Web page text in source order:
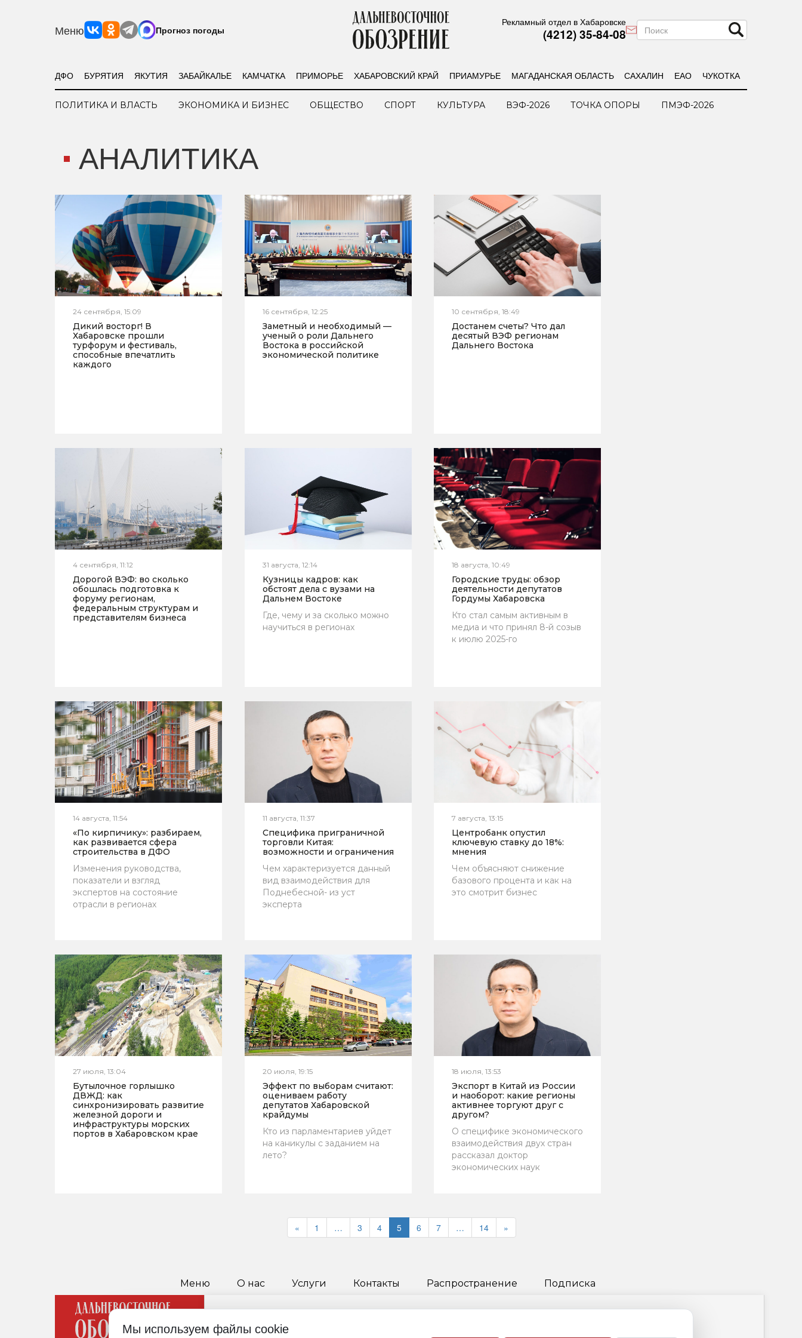
Меню Прогноз погоды
Рекламный отдел в Хабаровске
(4212) 35-84-08
ДФО БУРЯТИЯ ЯКУТИЯ ЗАБАЙКАЛЬЕ КАМЧАТКА ПРИМОРЬЕ ХАБАРОВСКИЙ КРАЙ ПРИАМУРЬЕ МАГАДАНСКАЯ ОБЛАСТЬ САХАЛИН ЕАО ЧУКОТКА
ПОЛИТИКА И ВЛАСТЬ ЭКОНОМИКА И БИЗНЕС ОБЩЕСТВО СПОРТ КУЛЬТУРА ВЭФ-2026 ТОЧКА ОПОРЫ ПМЭФ-2026
АНАЛИТИКА
24 сентября, 15:09
Дикий восторг! В
Хабаровске прошли
турфорум и фестиваль,
способные впечатлить
каждого
16 сентября, 12:25
Заметный и необходимый —
ученый о роли Дальнего
Востока в российской
экономической политике
10 сентября, 18:49
Достанем счеты? Что дал
десятый ВЭФ регионам
Дальнего Востока
4 сентября, 11:12
Дорогой ВЭФ: во сколько
обошлась подготовка к
форуму регионам,
федеральным структурам и
представителям бизнеса
31 августа, 12:14
Кузницы кадров: как
обстоят дела с вузами на
Дальнем Востоке
Где, чему и за сколько можно
научиться в регионах
18 августа, 10:49
Городские труды: обзор
деятельности депутатов
Гордумы Хабаровска
Кто стал самым активным в
медиа и что принял 8-й созыв
к июлю 2025-го
14 августа, 11:54
«По кирпичику»: разбираем,
как развивается сфера
строительства в ДФО
Изменения руководства,
показатели и взгляд
экспертов на состояние
отрасли в регионах
11 августа, 11:37
Специфика приграничной
торговли Китая:
возможности и ограничения
Чем характеризуется данный
вид взаимодействия для
Поднебесной- из уст
эксперта
7 августа, 13:15
Центробанк опустил
ключевую ставку до 18%:
мнения
Чем объясняют снижение
базового процента и как на
это смотрит бизнес
27 июля, 13:04
Бутылочное горлышко
ДВЖД: как
синхронизировать развитие
железной дороги и
инфраструктуры морских
портов в Хабаровском крае
20 июля, 19:15
Эффект по выборам считают:
оцениваем работу
депутатов Хабаровской
крайдумы
Кто из парламентариев уйдет
на каникулы с заданием на
лето?
18 июля, 13:53
Экспорт в Китай из России
и наоборот: какие регионы
активнее торгуют друг с
другом?
О специфике экономического
взаимодействия двух стран
рассказал доктор
экономических наук
« 1 … 3 4 5 6 7 … 14 »
Меню О нас Услуги Контакты Распространение Подписка
Мы используем файлы cookie